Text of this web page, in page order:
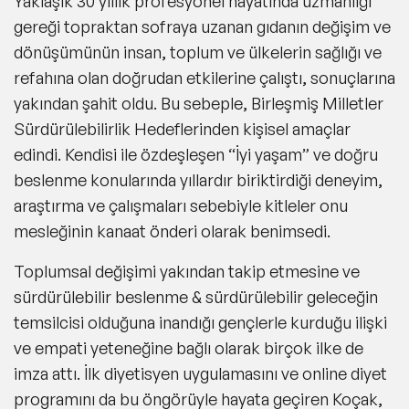
şekersiz) Starbucks Mutfak aracılığıyla insanlara
ulaşmaktadır. Yemek Bağışları: Evsizlere yemek dağıtan
Lokantası ile farkındalık yaratarak askıda yemek bağışları
organize edildi ve 2 yıllık bakliyat ihtiyacı karşılandı. Avrupa
Atık Azaltım Haftası Yarışma Katılımı: “Fransız Kültür”
desteği ve “Adım Adım Sıfır Atık Platformu” ile "Avrupa
Atık Azaltımı Haftası için yapılan çalışma ile " Sürdürülebilir
Kaynak Yönetimi için Şehirler ve Bölgeler Birliği
yarışmasında” finale kalındı. AB ülkelerini ve aday ülkeleri
kapsayan bu yarışma Avrupa Komisyonu'nun Life+
programı tarafından finanse edilmekte olup sonuçların
açıklanması beklenmektedir.
gereği topraktan sofraya uzanan gıdanın değişim ve
dönüşümünün insan, toplum ve ülkelerin sağlığı ve
refahına olan doğrudan etkilerine çalıştı, sonuçlarına
yakından şahit oldu. Bu sebeple, Birleşmiş Milletler
Sürdürülebilirlik Hedeflerinden kişisel amaçlar
edindi. Kendisi ile özdeşleşen “İyi yaşam” ve doğru
beslenme konularında yıllardır biriktirdiği deneyim,
araştırma ve çalışmaları sebebiyle kitleler onu
mesleğinin kanaat önderi olarak benimsedi.
Toplumsal değişimi yakından takip etmesine ve
sürdürülebilir beslenme & sürdürülebilir geleceğin
temsilcisi olduğuna inandığı gençlerle kurduğu ilişki
ve empati yeteneğine bağlı olarak birçok ilke de
imza attı. İlk diyetisyen uygulamasını ve online diyet
programını da bu öngörüyle hayata geçiren Koçak,